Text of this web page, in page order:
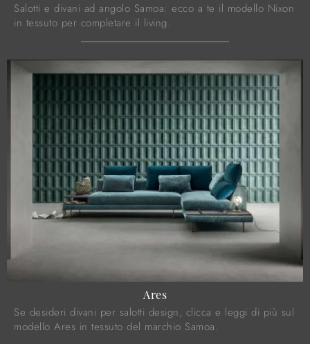
Salotti e divani ad angolo Samoa: ecco a te il modello Nixon
in tessuto per completare il living.
Ares
Se desideri divani per salotti design, clicca e leggi di più sul
modello Ares in tessuto del marchio Samoa.